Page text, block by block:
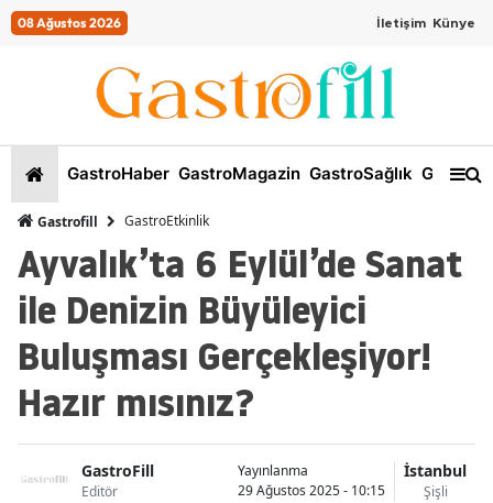
08 Ağustos 2026 İletişim Künye
GastroHaber GastroMagazin GastroSağlık
Gastrofill GastroEtkinlik
Ayvalık’ta 6 Eylül’de Sanat
ile Denizin Büyüleyici
Buluşması Gerçekleşiyor!
Hazır mısınız?
GastroFill
Editör
Yayınlanma
29 Ağustos 2025 - 10:15
İstanbul
Şişli